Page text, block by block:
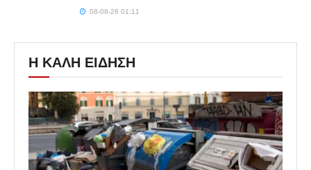
08-08-26 01:11
Η ΚΑΛΗ ΕΙΔΗΣΗ